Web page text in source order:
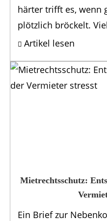
härter trifft es, wenn
plötzlich bröckelt.
Artikel lesen
Mietrechtsschutz:
Ein Brief zur